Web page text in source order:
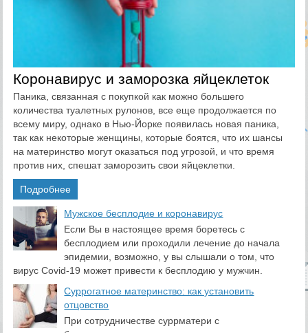
Коронавирус и заморозка яйцеклеток
Паника, связанная с покупкой как можно большего
количества туалетных рулонов, все еще продолжается по
всему миру, однако в Нью-Йорке появилась новая паника,
так как некоторые женщины, которые боятся, что их шансы
на материнство могут оказаться под угрозой, и что время
против них, спешат заморозить свои яйцеклетки.
Подробнее
​Мужское бесплодие и коронавирус
Если Вы в настоящее время боретесь с
бесплодием или проходили лечение до начала
эпидемии, возможно, у вы слышали о том, что
вирус Covid-19 может привести к бесплодию у мужчин.
Суррогатное материнство: как установить
отцовство
При сотрудничестве суррматери с